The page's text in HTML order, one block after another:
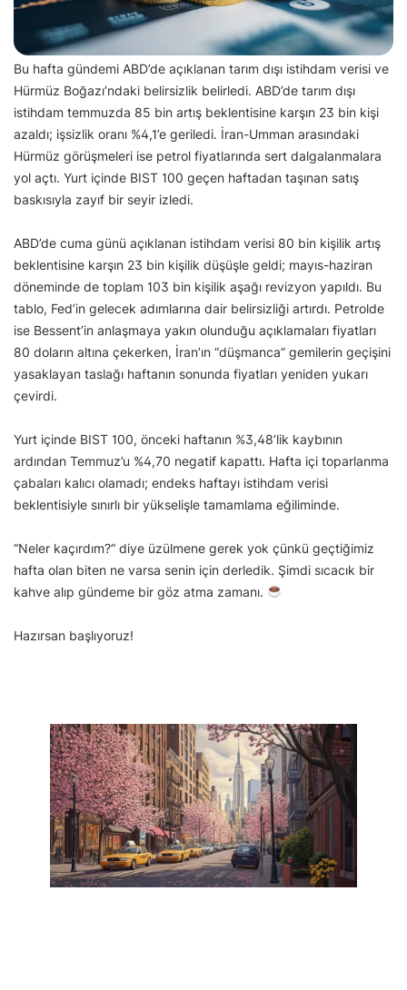
Bu hafta gündemi ABD’de açıklanan tarım dışı istihdam verisi ve
Hürmüz Boğazı’ndaki belirsizlik belirledi. ABD’de tarım dışı
istihdam temmuzda 85 bin artış beklentisine karşın 23 bin kişi
azaldı; işsizlik oranı %4,1’e geriledi. İran-Umman arasındaki
Hürmüz görüşmeleri ise petrol fiyatlarında sert dalgalanmalara
yol açtı. Yurt içinde BIST 100 geçen haftadan taşınan satış
baskısıyla zayıf bir seyir izledi.
ABD’de cuma günü açıklanan istihdam verisi 80 bin kişilik artış
beklentisine karşın 23 bin kişilik düşüşle geldi; mayıs-haziran
döneminde de toplam 103 bin kişilik aşağı revizyon yapıldı. Bu
tablo, Fed’in gelecek adımlarına dair belirsizliği artırdı. Petrolde
ise Bessent’in anlaşmaya yakın olunduğu açıklamaları fiyatları
80 doların altına çekerken, İran’ın “düşmanca” gemilerin geçişini
yasaklayan taslağı haftanın sonunda fiyatları yeniden yukarı
çevirdi.
Yurt içinde BIST 100, önceki haftanın %3,48’lik kaybının
ardından Temmuz’u %4,70 negatif kapattı. Hafta içi toparlanma
çabaları kalıcı olamadı; endeks haftayı istihdam verisi
beklentisiyle sınırlı bir yükselişle tamamlama eğiliminde.
“Neler kaçırdım?” diye üzülmene gerek yok çünkü geçtiğimiz
hafta olan biten ne varsa senin için derledik. Şimdi sıcacık bir
kahve alıp gündeme bir göz atma zamanı.
Hazırsan başlıyoruz!